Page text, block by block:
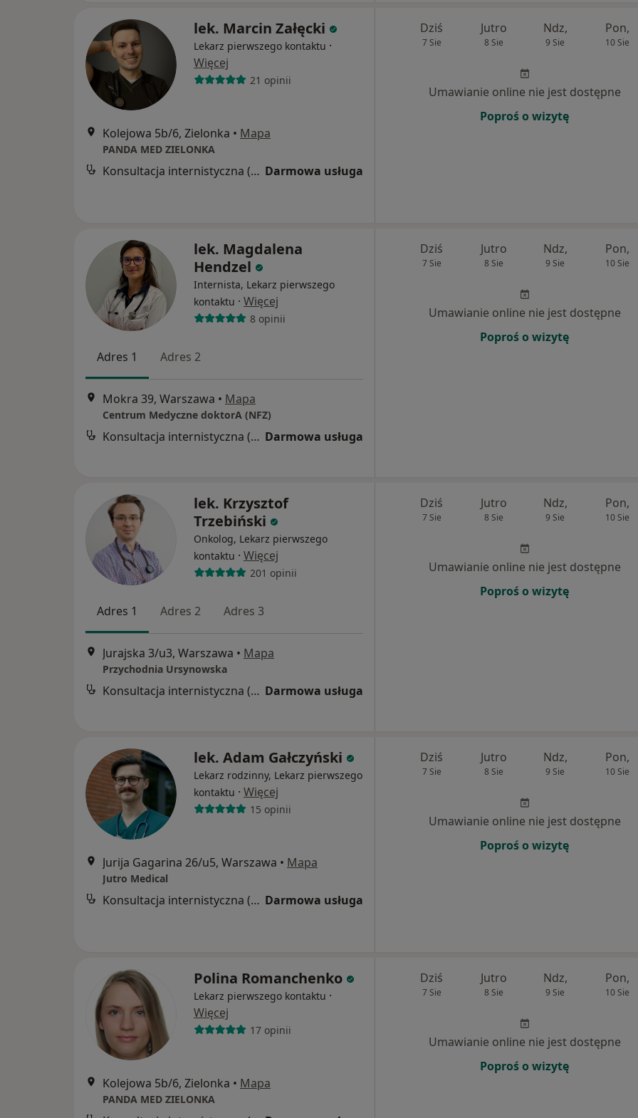
lek. Marcin Załęcki
Lekarz pierwszego kontaktu ·
Więcej
21 opinii
Kolejowa 5b/6, Zielonka • Mapa
PANDA MED ZIELONKA
Konsultacja internistyczna (NFZ) Darmowa usługa
Dziś
7 Sie
Jutro
8 Sie
Ndz,
9 Sie
Pon,
10 Sie
Umawianie online nie jest dostępne
Poproś o wizytę
lek. Magdalena
Hendzel
Internista, Lekarz pierwszego
kontaktu · Więcej
8 opinii
Adres 1 Adres 2
Mokra 39, Warszawa • Mapa
Centrum Medyczne doktorA (NFZ)
Konsultacja internistyczna (NFZ) Darmowa usługa
Dziś
7 Sie
Jutro
8 Sie
Ndz,
9 Sie
Pon,
10 Sie
Umawianie online nie jest dostępne
Poproś o wizytę
lek. Krzysztof
Trzebiński
Onkolog, Lekarz pierwszego
kontaktu · Więcej
201 opinii
Adres 1 Adres 2 Adres 3
Jurajska 3/u3, Warszawa • Mapa
Przychodnia Ursynowska
Konsultacja internistyczna (NFZ) Darmowa usługa
Dziś
7 Sie
Jutro
8 Sie
Ndz,
9 Sie
Pon,
10 Sie
Umawianie online nie jest dostępne
Poproś o wizytę
lek. Adam Gałczyński
Lekarz rodzinny, Lekarz pierwszego
kontaktu · Więcej
15 opinii
Jurija Gagarina 26/u5, Warszawa • Mapa
Jutro Medical
Konsultacja internistyczna (NFZ) Darmowa usługa
Dziś
7 Sie
Jutro
8 Sie
Ndz,
9 Sie
Pon,
10 Sie
Umawianie online nie jest dostępne
Poproś o wizytę
Polina Romanchenko
Lekarz pierwszego kontaktu ·
Więcej
17 opinii
Kolejowa 5b/6, Zielonka • Mapa
PANDA MED ZIELONKA
Dziś
7 Sie
Jutro
8 Sie
Ndz,
9 Sie
Pon,
10 Sie
Umawianie online nie jest dostępne
Poproś o wizytę